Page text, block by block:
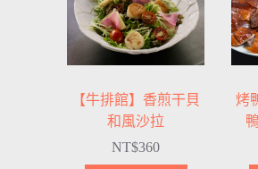
【牛排館】香煎干貝
和風沙拉
NT$360
烤